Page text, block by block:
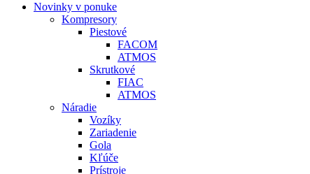
Novinky v ponuke
Kompresory
Piestové
FACOM
ATMOS
Skrutkové
FIAC
ATMOS
Náradie
Vozíky
Zariadenie
Gola
Kľúče
Prístroje